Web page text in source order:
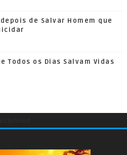
de Salvar Homem que
Todos os Dias Salvam Vidas